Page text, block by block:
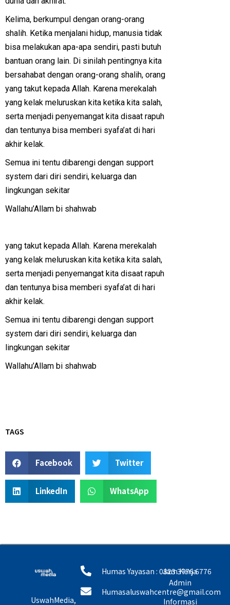
Kelima, berkumpul dengan orang-orang
shalih. Ketika menjalani hidup, manusia tidak
bisa melakukan apa-apa sendiri, pasti butuh
bantuan orang lain. Di sinilah pentingnya kita
bersahabat dengan orang-orang shalih, orang
yang takut kepada Allah. Karena merekalah
yang kelak meluruskan kita ketika kita salah,
serta menjadi penyemangat kita disaat rapuh
dan tentunya bisa memberi syafa’at di hari
akhir kelak.
Semua ini tentu dibarengi dengan support
system dari diri sendiri, keluarga dan
lingkungan sekitar
Wallahu’Allam bi shahwab
yang takut kepada Allah. Karena merekalah
yang kelak meluruskan kita ketika kita salah,
serta menjadi penyemangat kita disaat rapuh
dan tentunya bisa memberi syafa’at di hari
akhir kelak.
Semua ini tentu dibarengi dengan support
system dari diri sendiri, keluarga dan
lingkungan sekitar
Wallahu’Allam bi shahwab
TAGS
Facebook Twitter
LinkedIn WhatsApp
UswahMedia,
Humas Yayasan : 0823 3776 6776
Humasaluswahcentre@gmail.com
Jam Kerja
Admin
Informasi